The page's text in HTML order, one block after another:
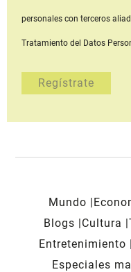
personales con terceros
Tratamiento del Datos
Mundo
Blogs
Cultura
Entretenimiento
Especiales